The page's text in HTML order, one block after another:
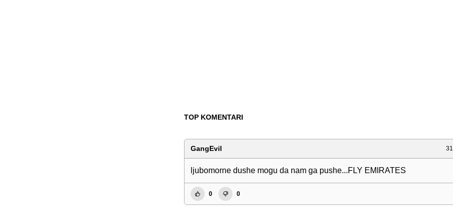
TOP KOMENTARI
GangEvil
ljubomorne dushe mogu da nam ga pushe...FLY EMIRATES
0 0